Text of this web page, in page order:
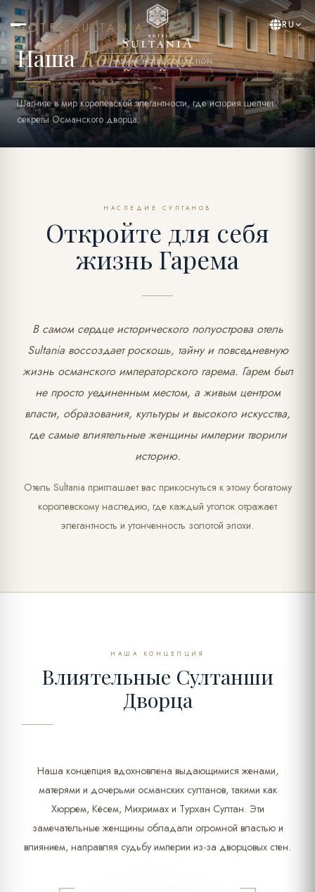
BY YASMAK HOTEL COLLECTION
RU
HOTEL SULTANIA
НашаКонцепция
Шагните в мир королевской элегантности, где история шепчет
секреты Османского дворца.
НАСЛЕДИЕ СУЛТАНОВ
Откройте для себя
жизнь Гарема
В самом сердце исторического полуострова отель
Sultania воссоздает роскошь, тайну и повседневную
жизнь османского императорского гарема. Гарем был
не просто уединенным местом, а живым центром
власти, образования, культуры и высокого искусства,
где самые влиятельные женщины империи творили
историю.
Отель Sultania приглашает вас прикоснуться к этому богатому
королевскому наследию, где каждый уголок отражает
элегантность и утонченность золотой эпохи.
НАША КОНЦЕПЦИЯ
Влиятельные Султанши
Дворца
Наша концепция вдохновлена выдающимися женами,
матерями и дочерьми османских султанов, такими как
Хюррем, Кёсем, Михримах и Турхан Султан. Эти
замечательные женщины обладали огромной властью и
влиянием, направляя судьбу империи из-за дворцовых стен.